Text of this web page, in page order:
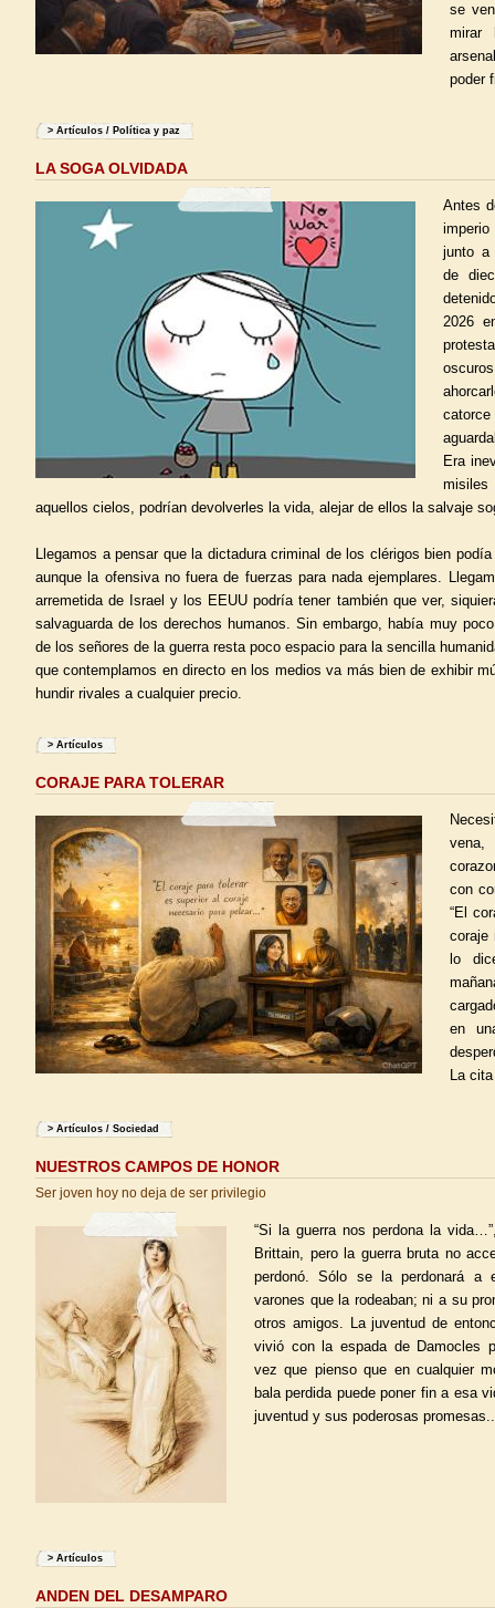
se
mirar
poder
> Artículos / Política y paz
LA SOGA OLVIDADA
Antes
junto a
de
2026
catorce
Era
aquellos cielos, podrían devolverles la vida, alejar de ellos la salvaje
Llegamos a pensar que la dictadura criminal de los clérigos bien
aunque la ofensiva no fuera de fuerzas para nada ejemplares.
arremetida de Israel y los EEUU podría tener también que ver,
salvaguarda de los derechos humanos. Sin embargo, había muy
de los señores de la guerra resta poco espacio para la sencilla
que contemplamos en directo en los medios va más bien de exhibir
hundir rivales a cualquier precio.
> Artículos
CORAJE PARA TOLERAR
con
“El
coraje
lo
en
La
> Artículos / Sociedad
NUESTROS CAMPOS DE HONOR
Ser joven hoy no deja de ser privilegio
“Si la guerra nos perdona la
Brittain, pero la guerra bruta no
perdonó. Sólo se la perdonará
varones que la rodeaban; ni a su
otros amigos. La juventud de
vivió con la espada de Damocles
vez que pienso que en cualquier
bala perdida puede poner fin a esa
juventud y sus poderosas
> Artículos
ANDEN DEL DESAMPARO